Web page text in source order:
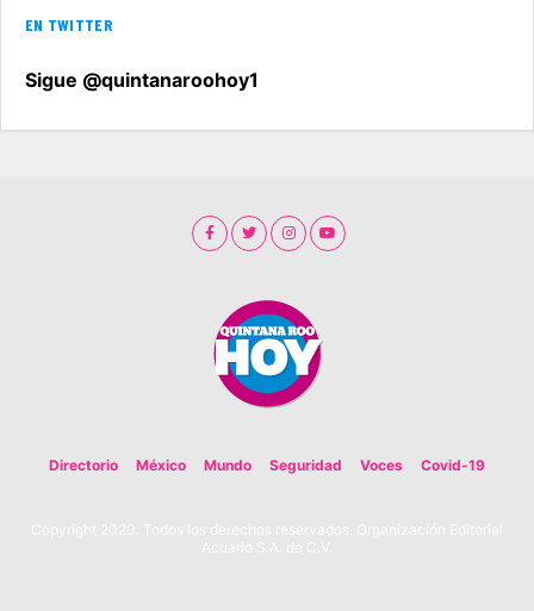
EN TWITTER
Sigue @quintanaroohoy1
Directorio México Mundo Seguridad Voces Covid-19